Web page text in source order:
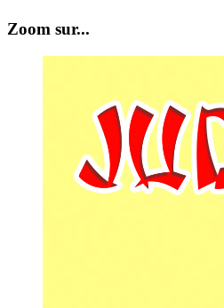
Zoom sur...